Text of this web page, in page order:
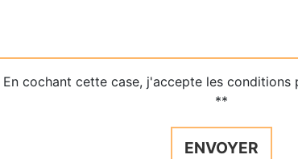
En cochant cette case, j'accepte les conditions
**
ENVOYER